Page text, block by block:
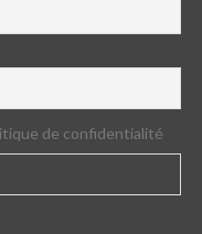
de confidentialité